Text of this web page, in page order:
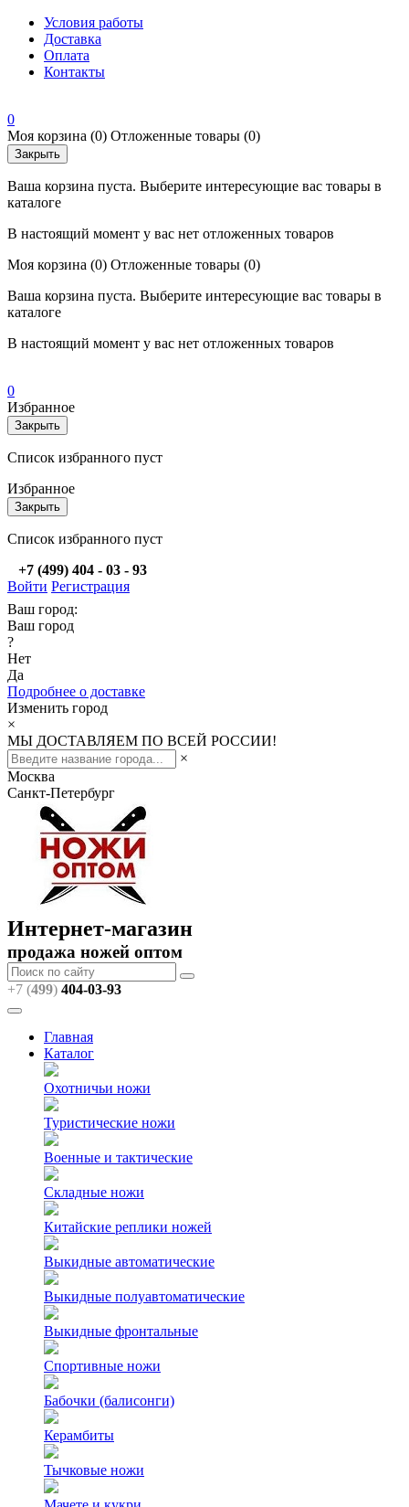
Условия работы
Доставка
Оплата
Контакты
0
Моя корзина (0) Отложенные товары (0)
Закрыть
Ваша корзина пуста. Выберите интересующие вас товары в
каталоге
В настоящий момент у вас нет отложенных товаров
Моя корзина (0) Отложенные товары (0)
Ваша корзина пуста. Выберите интересующие вас товары в
каталоге
В настоящий момент у вас нет отложенных товаров
0
Избранное
Закрыть
Список избранного пуст
Избранное
Закрыть
Список избранного пуст
+7 (499) 404 - 03 - 93
Войти Регистрация
Ваш город:
Ваш город
?
Нет
Да
Подробнее о доставке
Изменить город
×
МЫ ДОСТАВЛЯЕМ ПО ВСЕЙ РОССИИ!
×
Москва
Санкт-Петербург
Интернет-магазин
продажа ножей оптом
+7 (499) 404-03-93
Главная
Каталог
Охотничьи ножи
Туристические ножи
Военные и тактические
Складные ножи
Китайские реплики ножей
Выкидные автоматические
Выкидные полуавтоматические
Выкидные фронтальные
Спортивные ножи
Бабочки (балисонги)
Керамбиты
Тычковые ножи